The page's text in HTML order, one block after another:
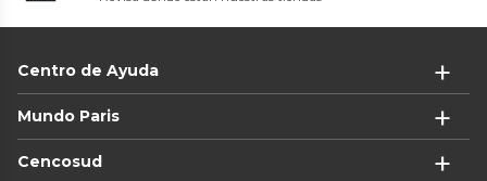
Centro de Ayuda
Mundo Paris
Cencosud